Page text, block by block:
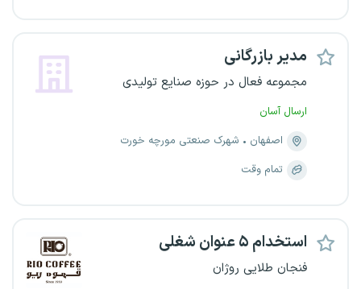
مدیر بازرگانی
مجموعه فعال در حوزه صنایع تولیدی
ارسال آسان
اصفهان
شهرک صنعتی مورچه خورت
تمام وقت
استخدام ۵ عنوان شغلی
فنجان طلایی روژان